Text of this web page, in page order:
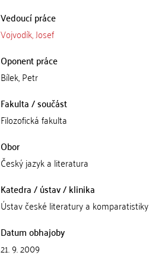
Vedoucí práce
Vojvodík, Josef
Oponent práce
Bílek, Petr
Fakulta / součást
Filozofická fakulta
Obor
Český jazyk a literatura
Katedra / ústav / klinika
Ústav české literatury a komparatistiky
Datum obhajoby
21. 9. 2009